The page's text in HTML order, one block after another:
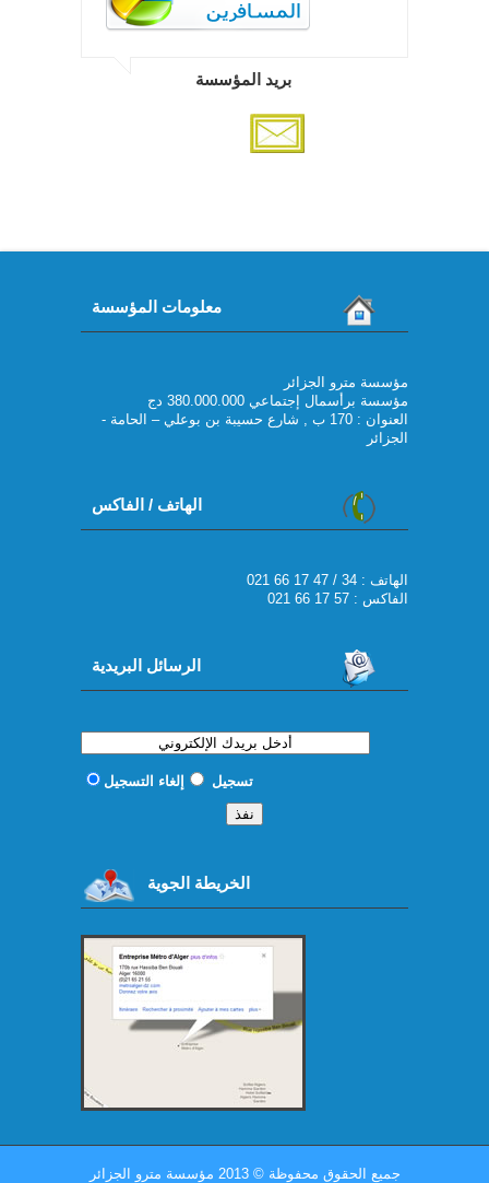
بريد المؤسسة
معلومات المؤسسة
مؤسسة مترو الجزائر
مؤسسة برأسمال إجتماعي 380.000.000 دج
العنوان : 170 ب , شارع حسيبة بن بوعلي – الحامة -
الجزائر
الهاتف / الفاكس
021 66 17 47 / 34 : الهاتف
الفاكس : 57 17 66 021
الرسائل البريدية
تسجيل إلغاء التسجيل
الخريطة الجوية
جميع الحقوق محفوظة© 2013 مؤسسة مترو الجزائر